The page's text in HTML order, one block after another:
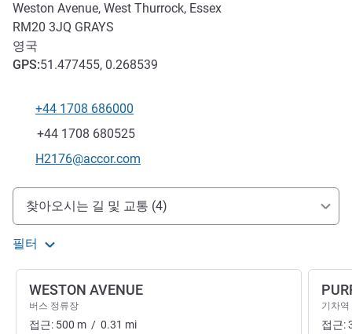
Weston Avenue, West Thurrock, Essex
RM20 3JQ GRAYS
영국
GPS:51.477455, 0.268539
전화
+44 1708 686000
팩스
+44 1708 680525
E-mail
H2176@accor.com
호텔 접근 및 교통
찾아오시는 길 및 교통 (4)
필터
WESTON AVENUE
버스 정류장
접근: 500 m / 0.31 mi
기차역
접근: